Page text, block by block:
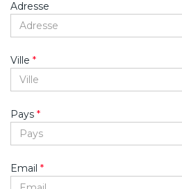
Adresse
Ville *
Pays *
Email *